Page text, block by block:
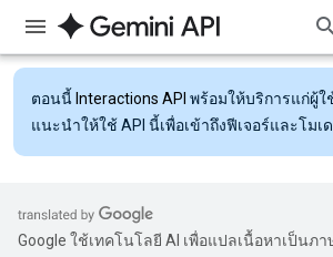
ตอนนี้ Interactions API พร้อมให้บริการแก่ผู้ใ
แนะนำให้ใช้ API นี้เพื่อเข้าถึงฟีเจอร์และโม
Google ใช้เทคโนโลยี AI เพื่อแปลเนื้อหาเป็นภ